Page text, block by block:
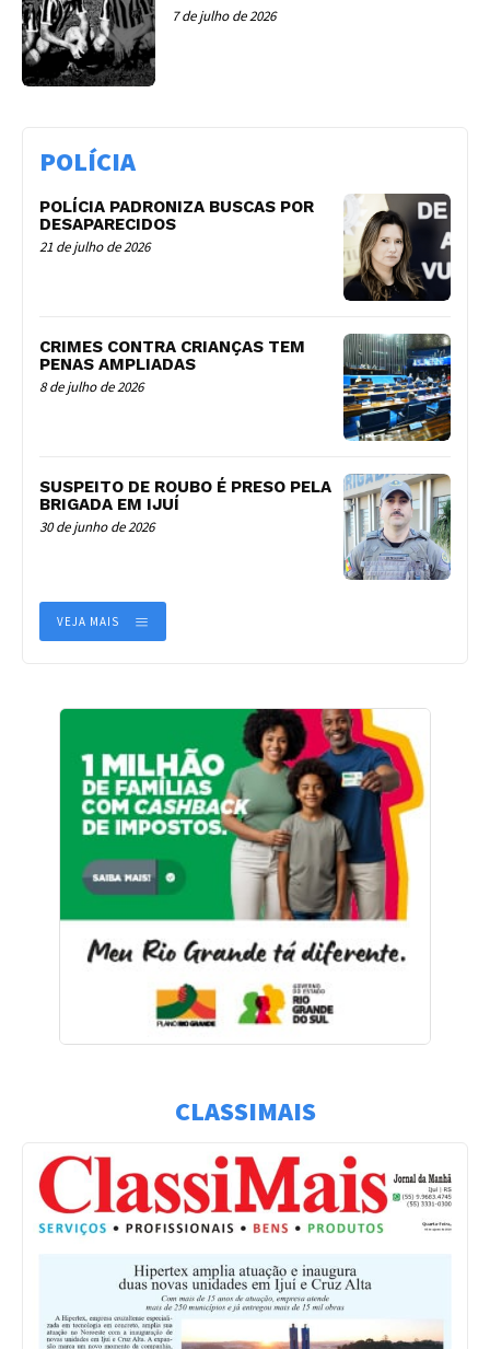
7 de julho de 2026
POLÍCIA
POLÍCIA PADRONIZA BUSCAS POR
DESAPARECIDOS
21 de julho de 2026
CRIMES CONTRA CRIANÇAS TEM
PENAS AMPLIADAS
8 de julho de 2026
SUSPEITO DE ROUBO É PRESO PELA
BRIGADA EM IJUÍ
30 de junho de 2026
VEJA MAIS
CLASSIMAIS